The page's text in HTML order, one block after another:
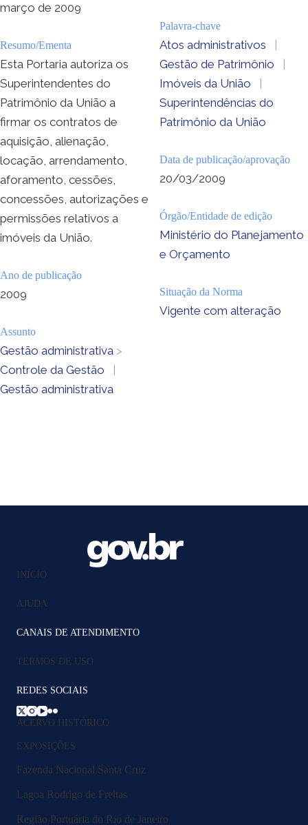
março de 2009
Resumo/Ementa
Esta Portaria autoriza os
Superintendentes do
Patrimônio da União a
firmar os contratos de
aquisição, alienação,
locação, arrendamento,
aforamento, cessões,
concessões, autorizações e
permissões relativos a
imóveis da União.
Ano de publicação
2009
Assunto
Gestão administrativa >
Controle da Gestão
Gestão administrativa
Palavra-chave
Atos administrativos
Gestão de Patrimônio
Imóveis da União
Superintendências do
Patrimônio da União
Data de publicação/aprovação
20/03/2009
Órgão/Entidade de edição
Ministério do Planejamento
e Orçamento
Situação da Norma
Vigente com alteração
INÍCIO
AJUDA
CANAIS DE ATENDIMENTO
TERMOS DE USO
REDES SOCIAIS
ACERVO HISTÓRICO
EXPOSIÇÕES
Fazenda Nacional Santa Cruz
Lagoa Rodrigo de Freitas
Região Portuária do Rio de Janeiro